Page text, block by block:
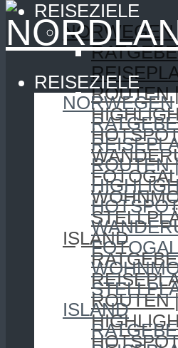
REISEZIELE
NORWEGEN
ROUTEN
ISLAND
ROUTEN
REISEZIELE
NORWEGEN
ROUTEN
ISLAND